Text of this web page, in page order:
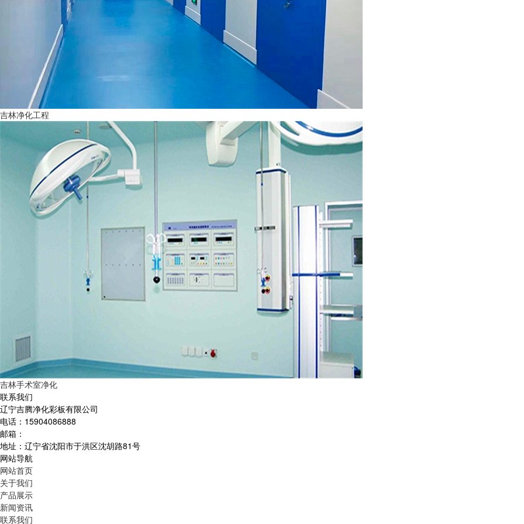
吉林净化工程
吉林手术室净化
联系我们
辽宁吉腾净化彩板有限公司
电话：15904086888
邮箱：
地址：辽宁省沈阳市于洪区沈胡路81号
网站导航
网站首页
关于我们
产品展示
新闻资讯
联系我们